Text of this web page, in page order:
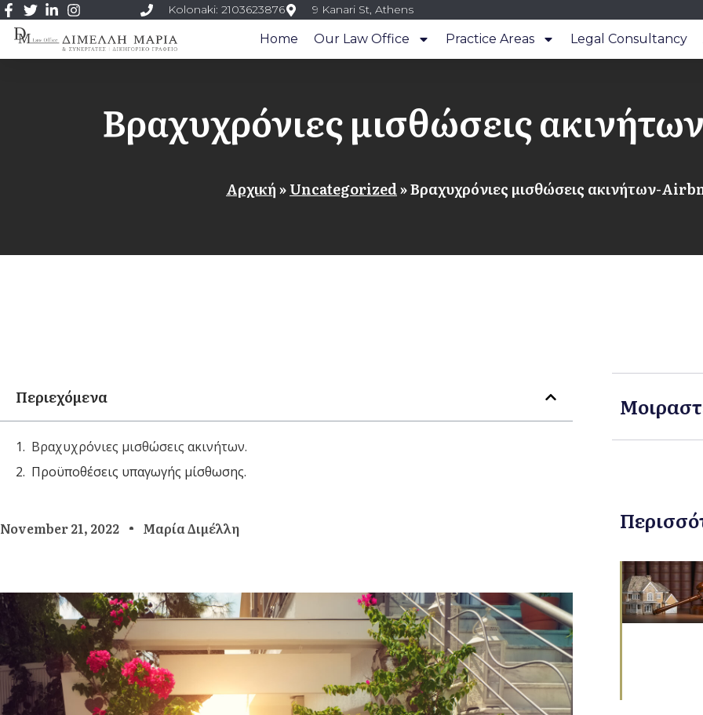
Kolonaki: 2103623876 9 Kanari St, Athens
Home Our Law Office Practice Areas Legal Consultancy
Βραχυχρόνιες μισθώσεις
Αρχική»Uncategorized»Βραχυχρόνιες μισθώσεις ακινήτων-
Περιεχόμενα
Βραχυχρόνιες μισθώσεις ακινήτων.
Προϋποθέσεις υπαγωγής μίσθωσης.
November 21, 2022 Μαρία Διμέλλη